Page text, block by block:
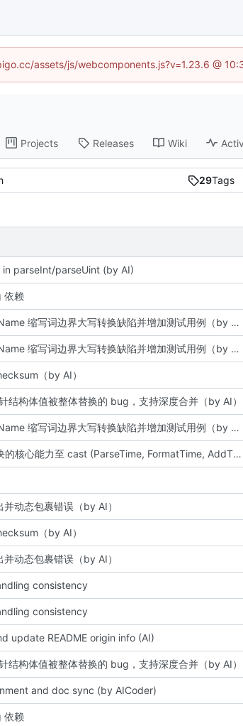
assets/js/webcomponents.js?v=1.23.6 @
Projects Releases Wiki
29Tags
parseInt/parseUint (by AI)
依赖
fix(cast): 修复 GetLowerName 缩写词边界大写转换缺陷并增加测试用例（by AI）
fix(cast): 修复 GetLowerName 缩写词边界大写转换缺陷并增加测试用例（by AI）
（by AI）
结构体值被整体替换的 bug，支持深度合并（by AI）
fix(cast): 修复 GetLowerName 缩写词边界大写转换缺陷并增加测试用例（by AI）
feat: 移植并增强 time 模块的核心能力至 cast (ParseTime, FormatTime, AddTime) 并支持全局时区配置 (by AI)
动态包裹错误（by AI）
（by AI）
动态包裹错误（by AI）
consistency
consistency
update README origin info (AI)
结构体值被整体替换的 bug，支持深度合并（by AI）
and doc sync (by AICoder)
依赖